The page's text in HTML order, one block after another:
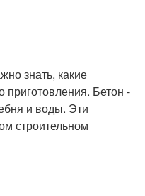
знать, какие
Бетон -
и воды. Эти
строительном